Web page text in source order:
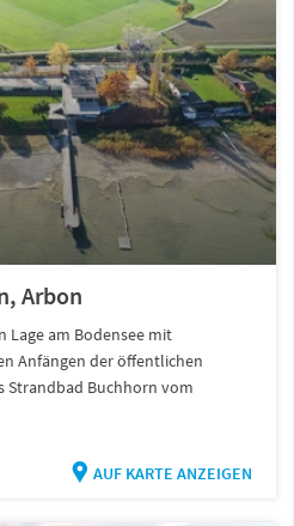
Arbon
Lage am Bodensee mit
Anfängen der öffentlichen
Strandbad Buchhorn vom
AUF KARTE ANZEIGEN